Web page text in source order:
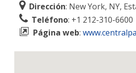
Dirección: New York, NY,
Teléfono: +1 212-310-6600
Página web: